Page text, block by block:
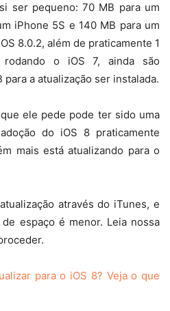
ser pequeno: 70 MB para um
iPhone 5S e 140 MB para um
8.0.2, além de praticamente 1
o iOS 7, ainda são
a atualização ser instalada.
ele pede pode ter sido uma
do iOS 8 praticamente
mais está atualizando para o
através do iTunes, e
espaço é menor. Leia nossa
para o iOS 8? Veja o que